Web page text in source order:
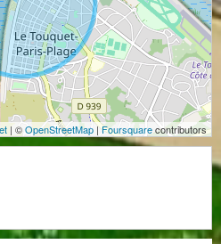
| ©OpenStreetMap|Foursquarecontributors